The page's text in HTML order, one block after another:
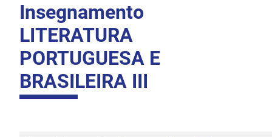
Insegnamento
LITERATURA
PORTUGUESA E
BRASILEIRA III